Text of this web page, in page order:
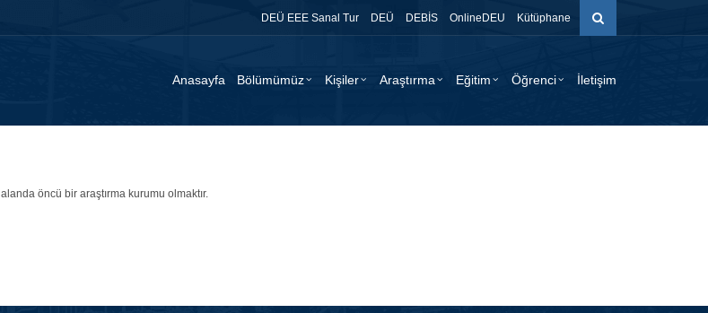
DEÜ EEE Sanal Tur DEÜ DEBİS OnlineDEU Kütüphane
Anasayfa Bölümümüz Kişiler Araştırma Eğitim Öğrenci İletişim
öncü bir araştırma kurumu olmaktır.